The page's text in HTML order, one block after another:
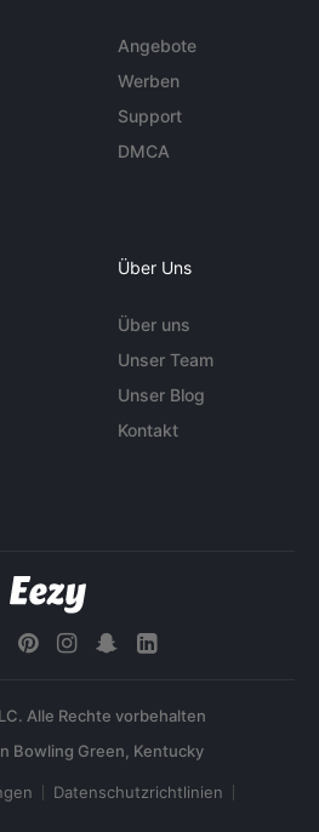
Angebote
Werben
Support
DMCA
Über Uns
Über uns
Unser Team
Unser Blog
Kontakt
Alle Rechte vorbehalten
Datenschutzrichtlinien